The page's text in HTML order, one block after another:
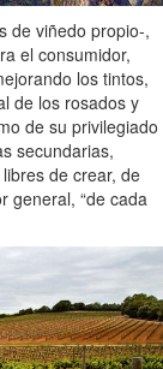
de viñedo propio-,
el consumidor,
los tintos,
de los rosados y
de su privilegiado
secundarias,
de crear, de
general, “de cada